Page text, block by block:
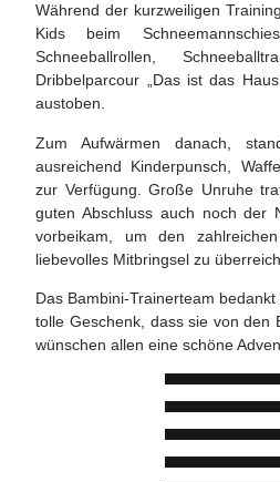
Während der kurzweiligen
Kids beim
Schneeballrollen,
Dribbelparcour „Das ist das
austoben.
Zum Aufwärmen danach,
ausreichend Kinderpunsch,
zur Verfügung. Große Unruhe
guten Abschluss auch noch der
vorbeikam, um den
liebevolles Mitbringsel zu
Das Bambini-Trainerteam
tolle Geschenk, dass sie von den
wünschen allen eine schöne